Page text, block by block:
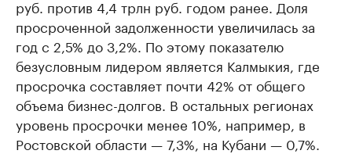
руб. против 4,4 трлн руб. годом ранее. Доля
просроченной задолженности увеличилась за
год с 2,5% до 3,2%. По этому показателю
безусловным лидером является Калмыкия, где
просрочка составляет почти 42% от общего
объема бизнес-долгов. В остальных регионах
уровень просрочки менее 10%, например, в
Ростовской области — 7,3%, на Кубани — 0,7%.